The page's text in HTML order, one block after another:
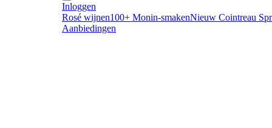
Inloggen
Rosé wijnen100+ Monin-smakenNieuw Cointreau
Aanbiedingen